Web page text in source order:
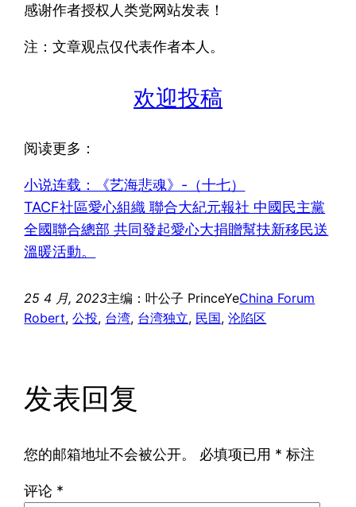
感谢作者授权人类党网站发表！
注：文章观点仅代表作者本人。
欢迎投稿
阅读更多：
小说连载：《艺海悲魂》-（十七）
TACF社區愛心組織 聯合大紀元報社 中國民主黨
全國聯合總部 共同發起愛心大捐贈幫扶新移民送
溫暖活動。
25 4 月, 2023主编：叶公子 PrinceYeChina Forum
Robert, 公投, 台湾, 台湾独立, 民国, 沦陷区
发表回复
您的邮箱地址不会被公开。 必填项已用 * 标注
评论 *